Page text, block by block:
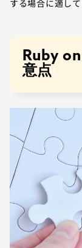
する場合に適して
Ruby
意点